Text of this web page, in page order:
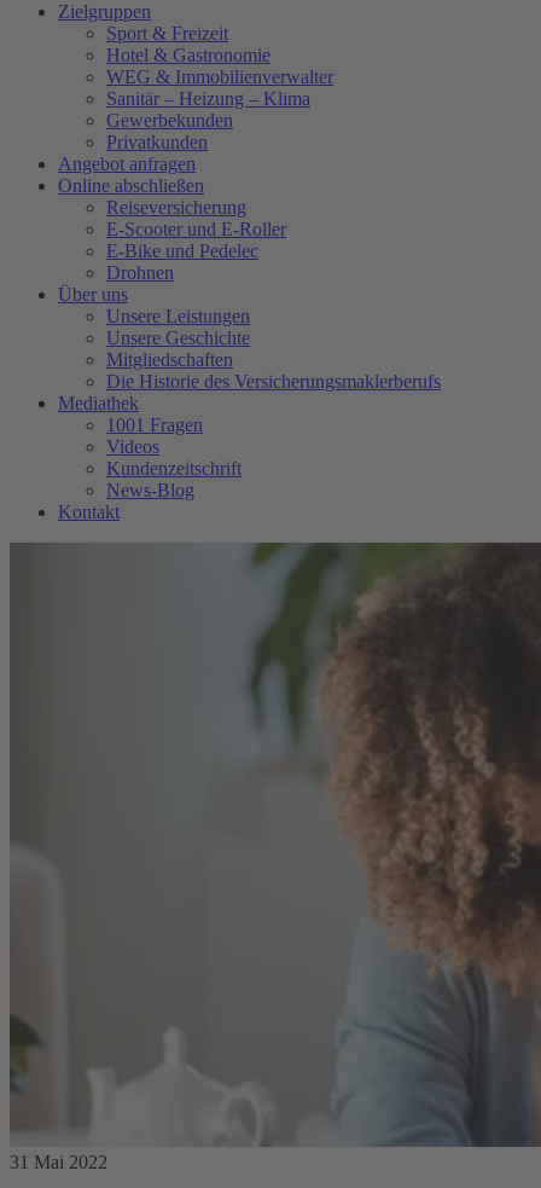
Zielgruppen
Sport & Freizeit
Hotel & Gastronomie
WEG & Immobilienverwalter
Sanitär – Heizung – Klima
Gewerbekunden
Privatkunden
Angebot anfragen
Online abschließen
Reiseversicherung
E-Scooter und E-Roller
E-Bike und Pedelec
Drohnen
Über uns
Unsere Leistungen
Unsere Geschichte
Mitgliedschaften
Die Historie des Versicherungsmaklerberufs
Mediathek
1001 Fragen
Videos
Kundenzeitschrift
News-Blog
Kontakt
31 Mai 2022